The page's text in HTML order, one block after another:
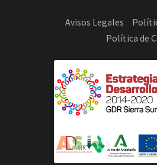
Avisos Legales
Política de